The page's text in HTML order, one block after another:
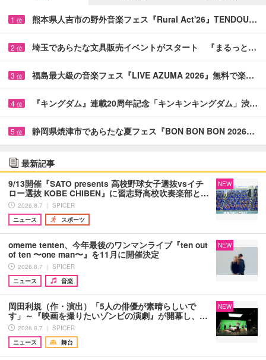
1 位 熊本県人吉市の野外音楽フェス『Rural Act'26』TENDOU…
2 位 埼玉であらたな文具販売イベントがスタート 『まるっと…
3 位 福島最大級の音楽フェス『LIVE AZUMA 2026』無料で楽…
4 位 『キングダム』連載20周年記念「キンキンキングダム」渋…
5 位 静岡県焼津市であらたな夏フェス『BON BON BON 2026…
最新記事
9/13開催『SATO presents 高校野球女子選抜vsイチ
ロー選抜 KOBE CHIBEN』に習志野高校吹奏楽部と…
2026.8.7 ｜ SPICER
ニュース
スポーツ
NEW
omeme tenten、今年最後のワンマンライブ『ten out
of ten 〜one man〜』を11月に開催決定
2026.8.7 ｜ SPICER
ニュース
音楽
NEW
岡田利規（作・演出）「5人の俳優が素晴らしいで
す」～『映画を撮りたいゾンビの演劇』が開幕し、…
2026.8.7 ｜ SPICER
ニュース
舞台
NEW